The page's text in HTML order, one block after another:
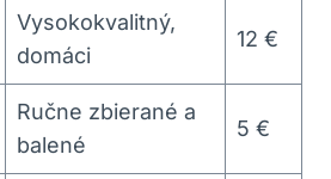
Vysokokvalitný,
domáci
12 €
Ručne zbierané a
balené
5 €